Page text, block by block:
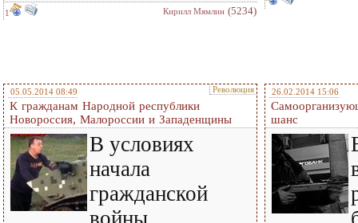
1 Кирилл Мямлин (5234)
05.05.2014 08:49 Революция
К гражданам Народной республики
Новороссия, Малороссии и Западенщины
В условиях
начала
гражданской
войны,
26.02.2014 15:06
шанс